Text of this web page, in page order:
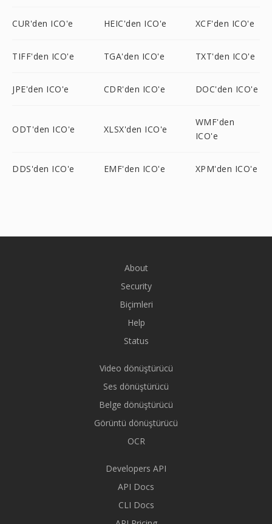
CUR'den ICO'e HEIC'den ICO'e XCF'den ICO'e
TIFF'den ICO'e TGA'den ICO'e TXT'den ICO'e
JPE'den ICO'e CDR'den ICO'e DOC'den ICO'e
ODT'den ICO'e XLSX'den ICO'e
WMF'den
ICO'e
DDS'den ICO'e EMF'den ICO'e XPM'den ICO'e
About
Security
Biçimleri
Help
Status
Video dönüştürücü
Ses dönüştürücü
Belge dönüştürücü
Görüntü dönüştürücü
OCR
Developers API
API Docs
CLI Docs